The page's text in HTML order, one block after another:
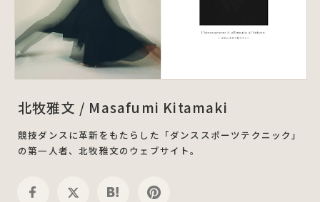
北牧雅文 / Masafumi Kitamaki
競技ダンスに革新をもたらした「ダンススポーツテクニック」
の第一人者、北牧雅文のウェブサイト。